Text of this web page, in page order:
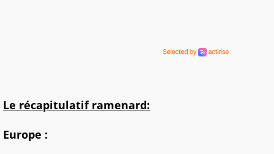
Le récapitulatif ramenard:
Europe :